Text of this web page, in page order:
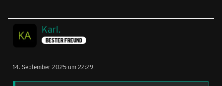
Karl.
BESTER FREUND
14. September 2025 um 22:29